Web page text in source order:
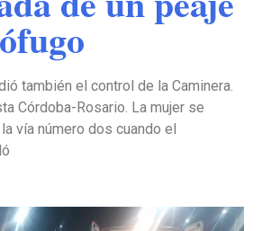
también el control de la Caminera.
Córdoba-Rosario. La mujer se
vía número dos cuando el